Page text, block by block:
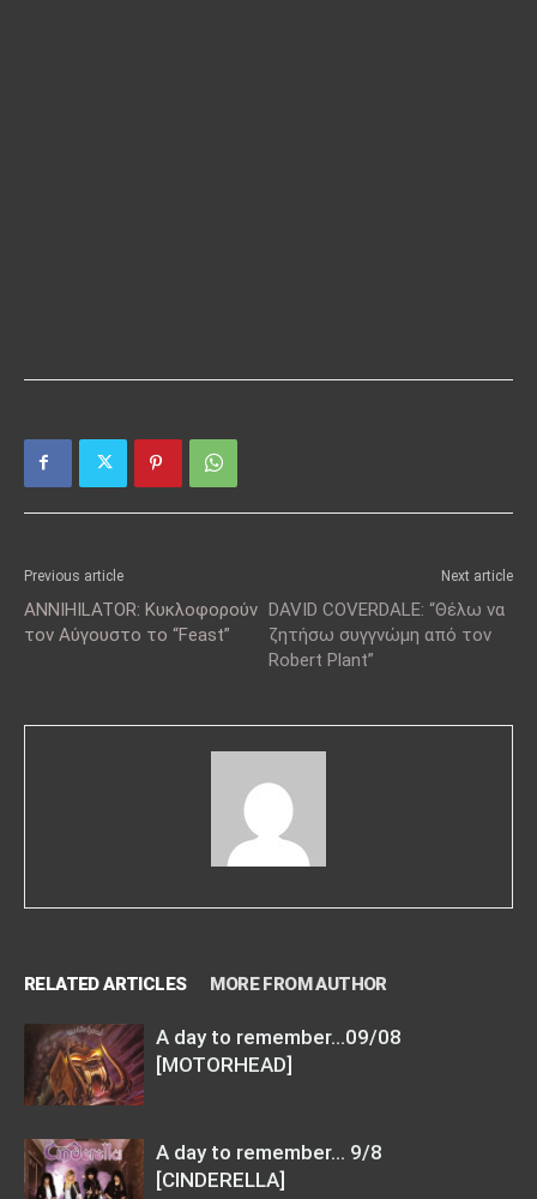
Previous article
ANNIHILATOR: Κυκλοφορούν
τον Αύγουστο το “Feast”
Next article
DAVID COVERDALE: “Θέλω να
ζητήσω συγγνώμη από τον
Robert Plant”
RELATED ARTICLES MORE FROM AUTHOR
A day to remember…09/08
[MOTORHEAD]
A day to remember… 9/8
[CINDERELLA]